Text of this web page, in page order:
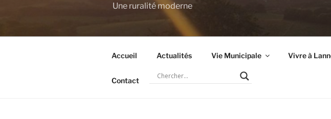
Une ruralité moderne
Accueil Actualités Vie Municipale Vivre à
Contact